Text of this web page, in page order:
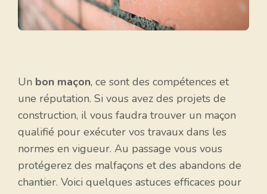
Un bon maçon, ce sont des compétences et
une réputation. Si vous avez des projets de
construction, il vous faudra trouver un maçon
qualifié pour exécuter vos travaux dans les
normes en vigueur. Au passage vous vous
protégerez des malfaçons et des abandons de
chantier. Voici quelques astuces efficaces pour